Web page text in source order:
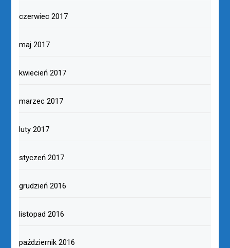
czerwiec 2017
maj 2017
kwiecień 2017
marzec 2017
luty 2017
styczeń 2017
grudzień 2016
listopad 2016
październik 2016